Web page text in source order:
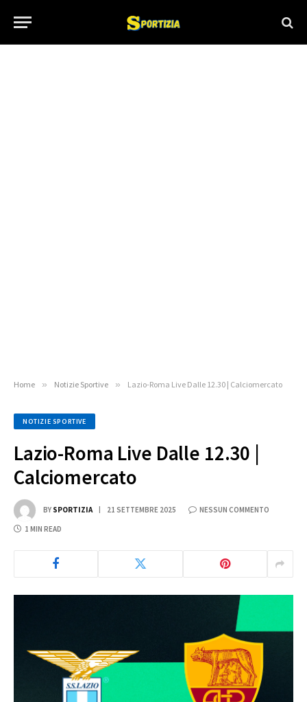
Home » Notizie Sportive » Lazio-Roma Live Dalle 12.30 | Calciomercato
NOTIZIE SPORTIVE
Lazio-Roma Live Dalle 12.30 |
Calciomercato
BY SPORTIZIA 21 SETTEMBRE 2025 NESSUN COMMENTO
1 MIN READ